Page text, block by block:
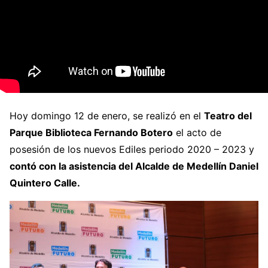
Hoy domingo 12 de enero, se realizó en el Teatro del
Parque Biblioteca Fernando Botero el acto de
posesión de los nuevos Ediles periodo 2020 – 2023 y
contó con la asistencia del Alcalde de Medellín Daniel
Quintero Calle.